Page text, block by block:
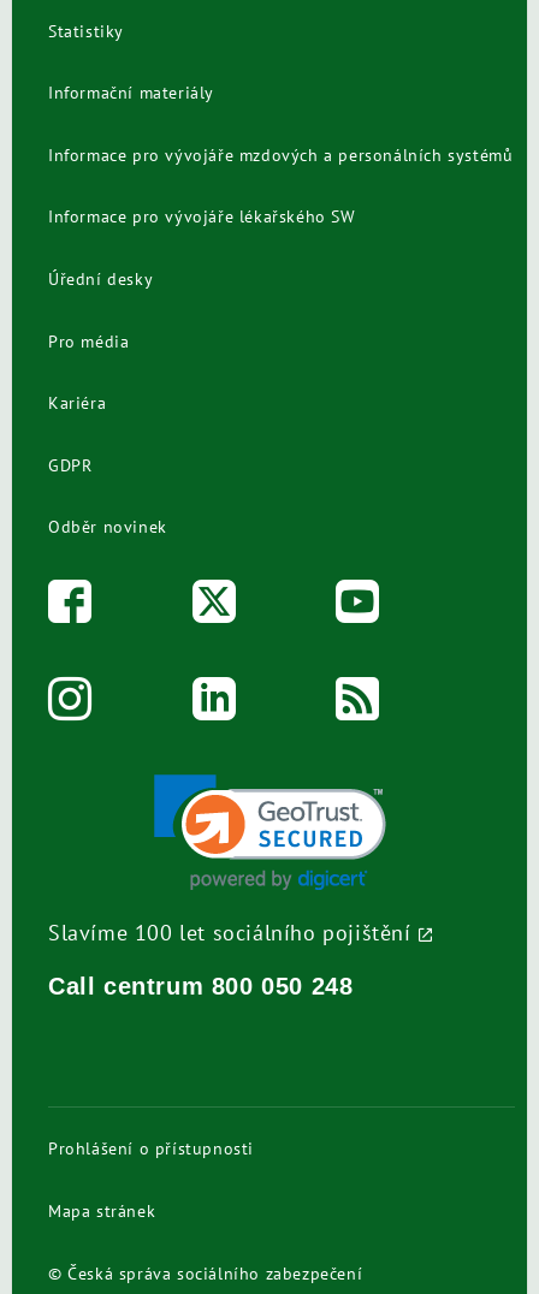
Statistiky
Informační materiály
Informace pro vývojáře mzdových a personálních systémů
Informace pro vývojáře lékařského SW
Úřední desky
Pro média
Kariéra
GDPR
Odběr novinek
Slavíme 100 let sociálního pojištění
Call centrum 800 050 248
Prohlášení o přístupnosti
Mapa stránek
© Česká správa sociálního zabezpečení